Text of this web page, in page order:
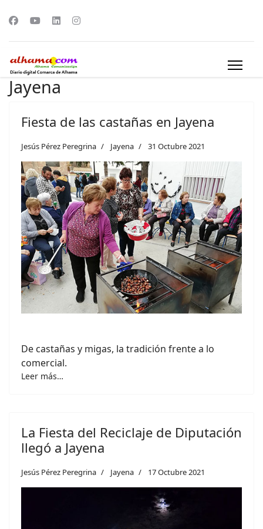
Jayena
Fiesta de las castañas en Jayena
Jesús Pérez Peregrina Jayena 31 Octubre 2021
De castañas y migas, la tradición frente a lo
comercial.
Leer más…
La Fiesta del Reciclaje de Diputación
llegó a Jayena
Jesús Pérez Peregrina Jayena 17 Octubre 2021